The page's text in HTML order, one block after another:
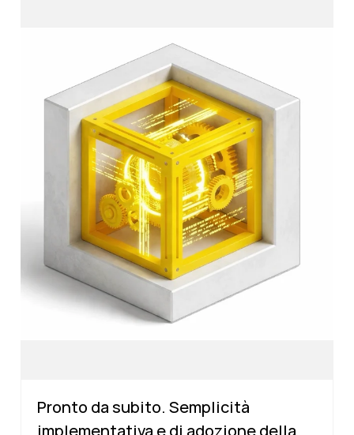
Pronto da subito. Semplicità
implementativa e di adozione della